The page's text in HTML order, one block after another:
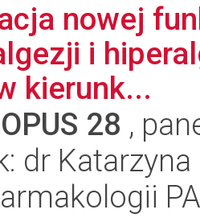
nowej
i
kierunk...
OPUS 28 ,
dr Katarzyna